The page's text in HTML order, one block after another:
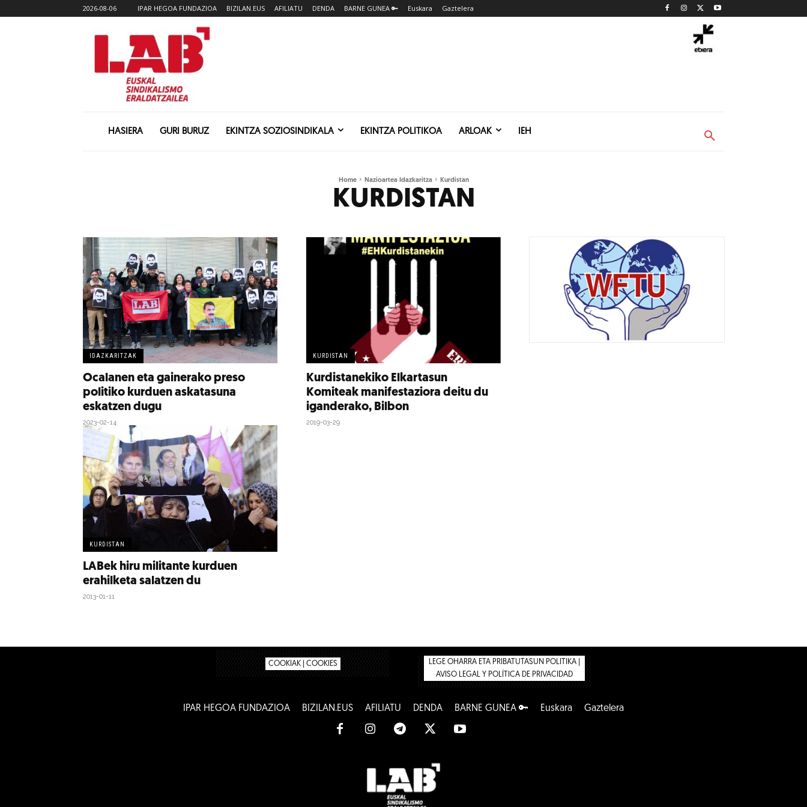
2026-08-06 IPAR HEGOA FUNDAZIOA BIZILAN.EUS AFILIATU DENDA BARNE GUNEA 🔑 Euskara Gaztelera
HASIERA GURI BURUZ EKINTZA SOZIOSINDIKALA EKINTZA POLITIKOA ARLOAK IEH
Home Nazioartea Idazkaritza Kurdistan
KURDISTAN
IDAZKARITZAK
Ocalanen eta gainerako preso
politiko kurduen askatasuna
eskatzen dugu
2023-02-14
KURDISTAN
Kurdistanekiko Elkartasun
Komiteak manifestaziora deitu du
iganderako, Bilbon
2019-03-29
KURDISTAN
LABek hiru militante kurduen
erahilketa salatzen du
2013-01-11
COOKIAK | COOKIES
LEGE OHARRA ETA PRIBATUTASUN POLITIKA |
AVISO LEGAL Y POLÍTICA DE PRIVACIDAD
IPAR HEGOA FUNDAZIOA BIZILAN.EUS AFILIATU DENDA BARNE GUNEA 🔑 Euskara Gaztelera